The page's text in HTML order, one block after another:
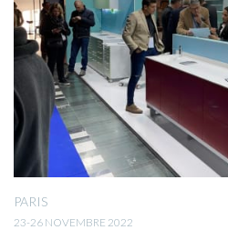
PARIS
23-26 NOVEMBRE 2022